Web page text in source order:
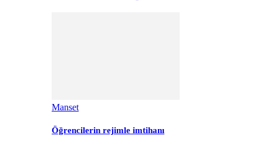
Manset
Öğrencilerin rejimle imtihanı